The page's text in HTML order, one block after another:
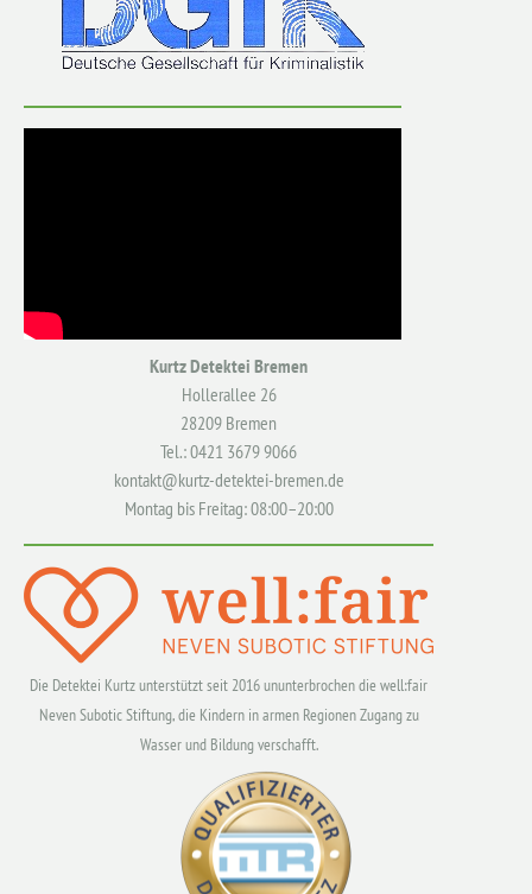
Kurtz Detektei Bremen
Hollerallee 26
28209 Bremen
Tel.: 0421 3679 9066
kontakt@kurtz-detektei-bremen.de
Montag bis Freitag: 08:00–20:00
Die Detektei Kurtz unterstützt seit 2016 ununterbrochen die well:fair
Neven Subotic Stiftung, die Kindern in armen Regionen Zugang zu
Wasser und Bildung verschafft.